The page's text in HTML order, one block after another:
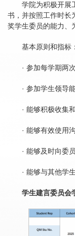
学院为积极开展
书，并按照工作时长
奖学生委员的能力、
基本原则和指标：
· 参加每学期两
· 参加学生领导
· 能够积极收集
· 能够有效使用
· 能够及时向委
· 能够与其他学
学生建言委员会